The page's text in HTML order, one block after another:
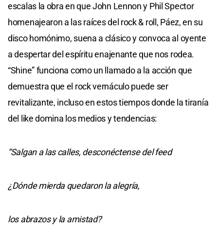
escalas la obra en que John Lennon y Phil Spector
homenajearon a las raíces del rock & roll, Páez, en su
disco homónimo, suena a clásico y convoca al oyente
a despertar del espíritu enajenante que nos rodea.
“Shine” funciona como un llamado a la acción que
demuestra que el rock vernáculo puede ser
revitalizante, incluso en estos tiempos donde la tiranía
del like domina los medios y tendencias:
“Salgan a las calles, desconéctense del feed
¿Dónde mierda quedaron la alegría,
los abrazos y la amistad?